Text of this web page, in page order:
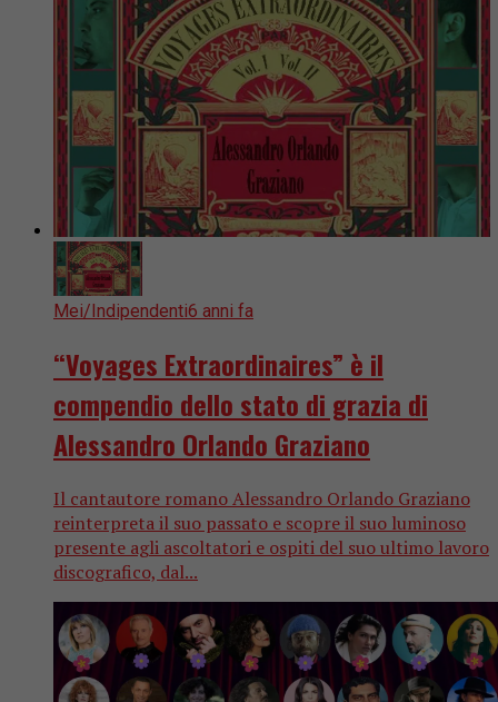
Mei/Indipendenti6 anni fa
“Voyages Extraordinaires” è il
compendio dello stato di grazia di
Alessandro Orlando Graziano
Il cantautore romano Alessandro Orlando Graziano
reinterpreta il suo passato e scopre il suo luminoso
presente agli ascoltatori e ospiti del suo ultimo lavoro
discografico, dal...